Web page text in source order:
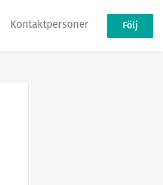
Kontaktpersoner Följ